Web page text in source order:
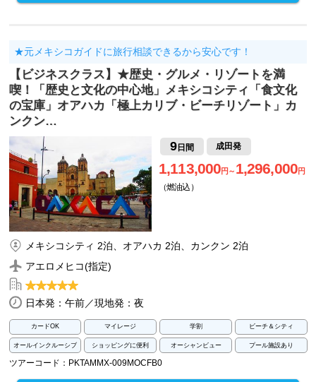
★元メキシコガイドに旅行相談できるから安心です！
【ビジネスクラス】★歴史・グルメ・リゾートを満
喫！「歴史と文化の中心地」メキシコシティ「食文化
の宝庫」オアハカ「極上カリブ・ビーチリゾート」カ
ンクン…
9日間 成田発
1,113,000円～ 1,296,000円
（燃油込）
メキシコシティ 2泊、オアハカ 2泊、カンクン 2泊
アエロメヒコ(指定)
日本発：午前／現地発：夜
カードOK マイレージ 学割 ビーチ＆シティ
オールインクルーシブ ショッピングに便利 オーシャンビュー プール施設あり
ツアーコード：PKTAMMX-009MOCFB0